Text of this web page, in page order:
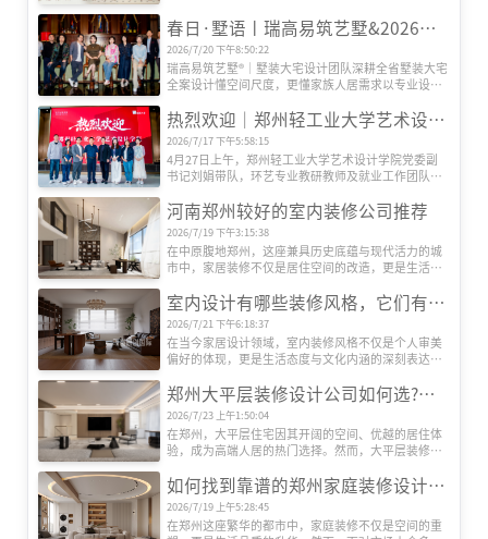
春日·墅语丨瑞高易筑艺墅&2026墅装大宅美学设计交流体验会
2026/7/20 下午8:50:22
瑞高易筑艺墅®｜墅装大宅设计团队深耕全省墅装大宅
全案设计懂空间尺度，更懂家族人居需求以专业设计
合，为每一位业主定制专属的墅装大宅方案。
热烈欢迎｜郑州轻工业大学艺术设计学院刘副书记一行莅临瑞高易筑艺墅考察指导
2026/7/17 下午5:58:15
4月27日上午，郑州轻工业大学艺术设计学院党委副
书记刘娟带队，环艺专业教研教师及就业工作团队一
炬斌、郑州轻工业大学优秀毕业生代表、瑞高艺墅高
河南郑州较好的室内装修公司推荐
2026/7/19 下午3:15:38
在中原腹地郑州，这座兼具历史底蕴与现代活力的城
市中，家居装修不仅是居住空间的改造，更是生活品
择一家既能满足个性化需求，又能提供专业服务的装
中，河南瑞高装饰凭借其独特的设计理念、精湛的施
工工艺和贴心的服务体系，逐渐在郑州装修市场占据
一席之地。本文将深入剖析瑞高装饰的核心竞争力，
室内设计有哪些装修风格，它们有什么特色
2026/7/21 下午6:18:37
在当今家居设计领域，室内装修风格不仅是个人审美
偏好的体现，更是生活态度与文化内涵的深刻表达。
风格呈现出前所未有的丰富性与创新性。从古典到现
记忆与美学价值，为居住空间注入灵魂与温度。目前
室内装修有哪些设计风格呢？
郑州大平层装修设计公司如何选?瑞高装饰告诉您把握这5大要点
2026/7/23 上午1:50:04
在郑州，大平层住宅因其开阔的空间、优越的居住体
验，成为高端人居的热门选择。然而，大平层装修对
一家专业且靠谱的装修公司?郑州瑞高装饰为您梳理关
如何找到靠谱的郑州家庭装修设计公司?瑞高装饰揭秘专业选择指南
2026/7/19 上午5:28:45
在郑州这座繁华的都市中，家庭装修不仅是空间的重